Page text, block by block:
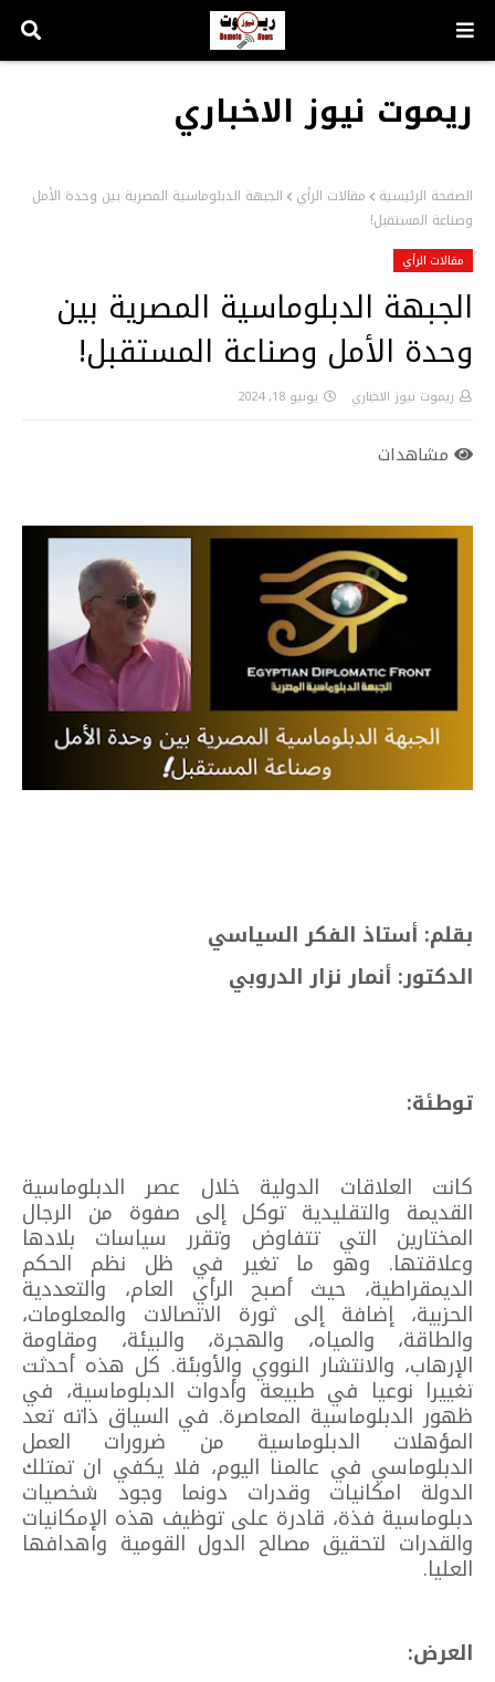
ريموت نيوز الاخباري
الصفحة الرئيسية مقالات الرأي
الجبهة الدبلوماسية المصرية بين وحدة الأمل
وصناعة المستقبل!
مقالات الرأي
الجبهة الدبلوماسية المصرية بين
وحدة الأمل وصناعة المستقبل!
ريموت نيوز الاخباري يونيو 18, 2024
مشاهدات
بقلم: أستاذ الفكر السياسي
الدكتور: أنمار نزار الدروبي
توطئة:
كانت العلاقات الدولية خلال عصر الدبلوماسية
القديمة والتقليدية توكل إلى صفوة من الرجال
المختارين التي تتفاوض وتقرر سياسات بلادها
وعلاقتها. وهو ما تغير في ظل نظم الحكم
الديمقراطية، حيث أصبح الرأي العام، والتعددية
الحزبية، إضافة إلى ثورة الاتصالات والمعلومات،
والطاقة، والمياه، والهجرة، والبيئة، ومقاومة
الإرهاب، والانتشار النووي والأوبئة. كل هذه أحدثت
تغييرا نوعيا في طبيعة وأدوات الدبلوماسية، في
ظهور الدبلوماسية المعاصرة. في السياق ذاته تعد
المؤهلات الدبلوماسية من ضرورات العمل
الدبلوماسي في عالمنا اليوم، فلا يكفي ان تمتلك
الدولة امكانيات وقدرات دونما وجود شخصيات
دبلوماسية فذة، قادرة على توظيف هذه الإمكانيات
والقدرات لتحقيق مصالح الدول القومية واهدافها
العليا.
العرض: